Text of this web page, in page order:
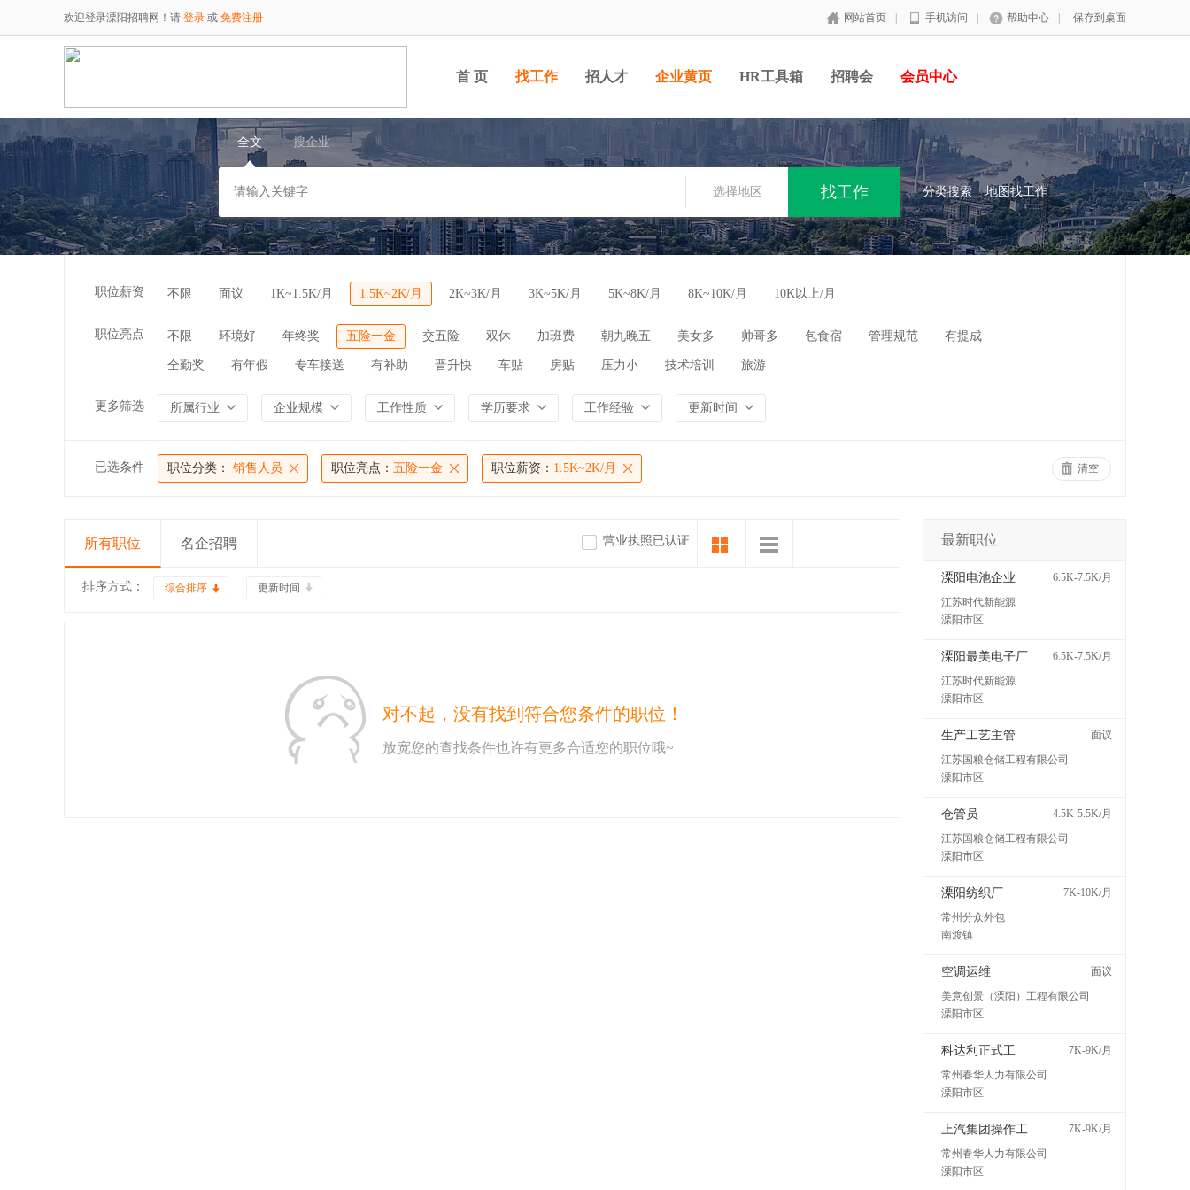
欢迎登录溧阳招聘网！请 登录 或 免费注册 网站首页 手机访问 帮助中心 保存到桌面
首 页 找工作 招人才 企业黄页 HR工具箱 招聘会 会员中心
全文 搜企业
选择地区 分类搜索 地图找工作
职位薪资 不限 面议 1K~1.5K/月 1.5K~2K/月 2K~3K/月 3K~5K/月 5K~8K/月 8K~10K/月 10K以上/月
职位亮点 不限 环境好 年终奖 五险一金 交五险 双休 加班费 朝九晚五 美女多 帅哥多 包食宿 管理规范 有提成
全勤奖 有年假 专车接送 有补助 晋升快 车贴 房贴 压力小 技术培训 旅游
更多筛选 所属行业 企业规模 工作性质 学历要求 工作经验 更新时间
已选条件 职位分类： 销售人员 职位亮点： 五险一金 职位薪资： 1.5K~2K/月 清空
所有职位 名企招聘 营业执照已认证
排序方式： 综合排序 更新时间
对不起，没有找到符合您条件的职位！
放宽您的查找条件也许有更多合适您的职位哦~
最新职位
溧阳电池企业
6.5K-7.5K/月
江苏时代新能源
溧阳市区
溧阳最美电子厂
6.5K-7.5K/月
江苏时代新能源
溧阳市区
生产工艺主管
面议
江苏国粮仓储工程有限公司
溧阳市区
仓管员
4.5K-5.5K/月
江苏国粮仓储工程有限公司
溧阳市区
溧阳纺织厂
7K-10K/月
常州分众外包
南渡镇
空调运维
面议
美意创景（溧阳）工程有限公司
溧阳市区
科达利正式工
7K-9K/月
常州春华人力有限公司
溧阳市区
上汽集团操作工
7K-9K/月
常州春华人力有限公司
溧阳市区